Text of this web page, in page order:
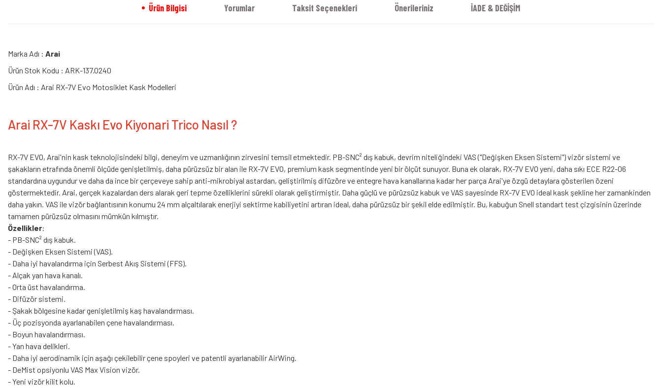
Ürün Bilgisi Yorumlar Taksit Seçenekleri Önerileriniz İADE & DEĞİŞİM
Marka Adı : Arai
Ürün Stok Kodu : ARK-137.0240
Ürün Adı : Arai RX-7V Evo Motosiklet Kask Modelleri
Arai RX-7V Kaskı Evo Kiyonari Trico Nasıl ?
RX-7V EVO, Arai'nin kask teknolojisindeki bilgi, deneyim ve uzmanlığının zirvesini temsil etmektedir. PB-SNC² dış kabuk, devrim niteliğindeki VAS ("Değişken Eksen Sistemi") vizör sistemi ve
şakakların etrafında önemli ölçüde genişletilmiş, daha pürüzsüz bir alan ile RX-7V EVO, premium kask segmentinde yeni bir ölçüt sunuyor. Buna ek olarak, RX-7V EVO yeni, daha sıkı ECE R22-06
standardına uygundur ve daha da ince bir çerçeveye sahip anti-mikrobiyal astardan, geliştirilmiş difüzöre ve entegre hava kanallarına kadar her parça Arai'ye özgü detaylara gösterilen özeni
göstermektedir. Arai, gerçek kazalardan ders alarak geri tepme özelliklerini sürekli olarak geliştirmiştir. Daha güçlü ve pürüzsüz kabuk ve VAS sayesinde RX-7V EVO ideal kask şekline her zamankinden
daha yakın. VAS ile vizör bağlantısının konumu 24 mm alçaltılarak enerjiyi sektirme kabiliyetini artıran ideal, daha pürüzsüz bir şekil elde edilmiştir. Bu, kabuğun Snell standart test çizgisinin üzerinde
tamamen pürüzsüz olmasını mümkün kılmıştır.
Özellikler:
- PB-SNC² dış kabuk.
- Değişken Eksen Sistemi (VAS).
- Daha iyi havalandırma için Serbest Akış Sistemi (FFS).
- Alçak yan hava kanalı.
- Orta üst havalandırma.
- Difüzör sistemi.
- Şakak bölgesine kadar genişletilmiş kaş havalandırması.
- Üç pozisyonda ayarlanabilen çene havalandırması.
- Boyun havalandırması.
- Yan hava delikleri.
- Daha iyi aerodinamik için aşağı çekilebilir çene spoyleri ve patentli ayarlanabilir AirWing.
- DeMist opsiyonlu VAS Max Vision vizör.
- Yeni vizör kilit kolu.